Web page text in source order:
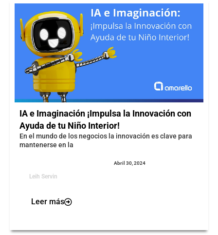
IA e Imaginación ¡Impulsa la Innovación con
Ayuda de tu Niño Interior!
En el mundo de los negocios la innovación es clave para
mantenerse en la
Leih Servin
Abril 30, 2024
Leer más